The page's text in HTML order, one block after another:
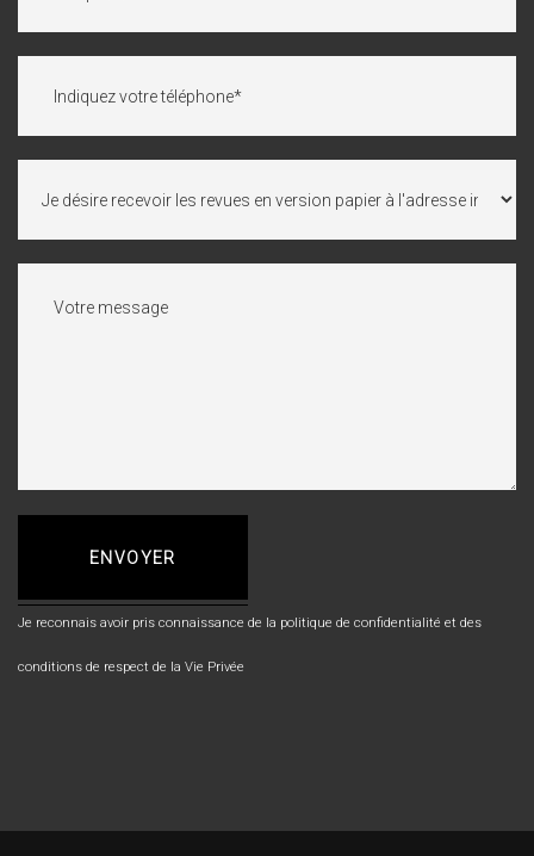
ENVOYER
Je reconnais avoir pris connaissance de la politique de confidentialité et des
conditions de respect de la Vie Privée